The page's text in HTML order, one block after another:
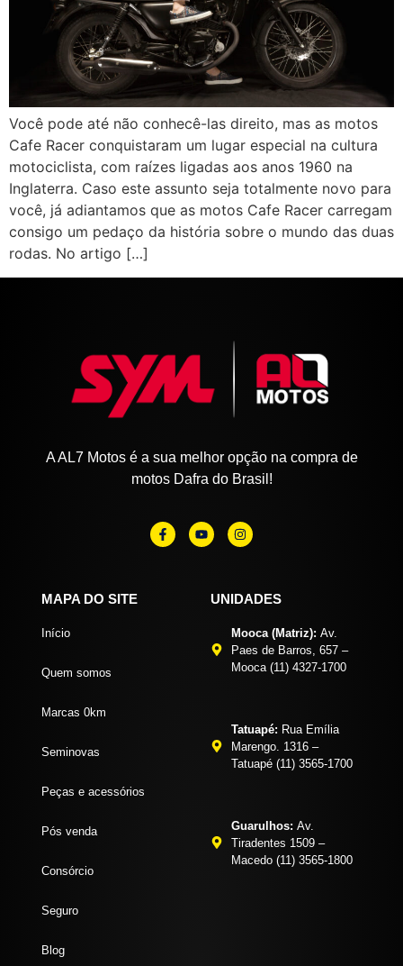
Você pode até não conhecê-las direito, mas as motos
Cafe Racer conquistaram um lugar especial na cultura
motociclista, com raízes ligadas aos anos 1960 na
Inglaterra. Caso este assunto seja totalmente novo para
você, já adiantamos que as motos Cafe Racer carregam
consigo um pedaço da história sobre o mundo das duas
rodas. No artigo […]
A AL7 Motos é a sua melhor opção na compra de
motos Dafra do Brasil!
MAPA DO SITE
Início
Quem somos
Marcas 0km
Seminovas
Peças e acessórios
Pós venda
Consórcio
Seguro
Blog
UNIDADES
Mooca (Matriz): Av.
Paes de Barros, 657 –
Mooca (11) 4327-1700
Tatuapé: Rua Emília
Marengo. 1316 –
Tatuapé (11) 3565-1700
Guarulhos: Av.
Tiradentes 1509 –
Macedo (11) 3565-1800